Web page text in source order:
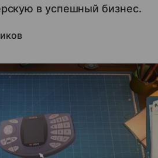
в успешный бизнес.